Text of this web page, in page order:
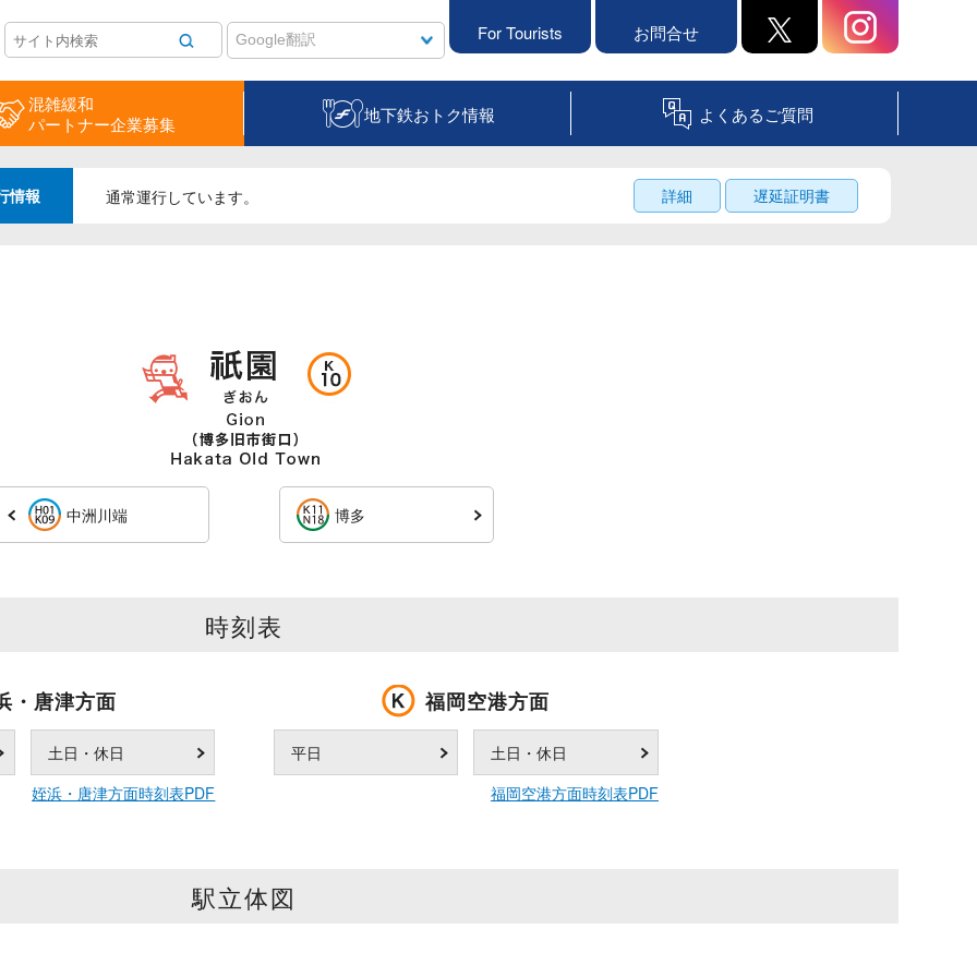
For Tourists お問合せ
混雑緩和
パートナー企業募集
地下鉄おトク情報 よくあるご質問
情報 通常運行しています。 詳細 遅延証明書
中洲川端 博多
時刻表
・唐津方面
土日・休日
姪浜・唐津方面時刻表PDF
福岡空港方面
平日
土日・休日
福岡空港方面時刻表PDF
駅立体図